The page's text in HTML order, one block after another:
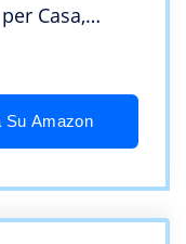
Casa,
Ufficio,
Su Amazon